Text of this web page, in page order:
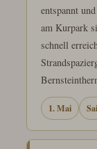
entspannt
am Kurpark
schnell
1. Mai